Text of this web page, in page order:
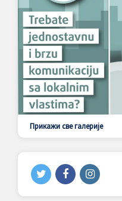
Прикажи све галерије